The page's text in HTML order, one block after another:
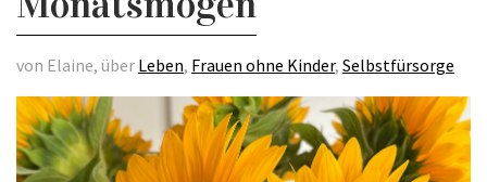
von Elaine, über Leben, Frauen ohne Kinder, Selbstfürsorge